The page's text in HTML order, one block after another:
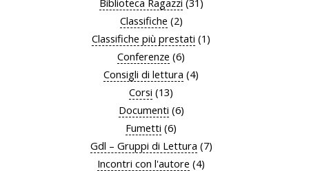
Classifiche (2)
Classifiche più prestati (1)
Conferenze (6)
Consigli di lettura (4)
Corsi (13)
Documenti (6)
Fumetti (6)
Gdl – Gruppi di Lettura (7)
Incontri con l'autore (4)